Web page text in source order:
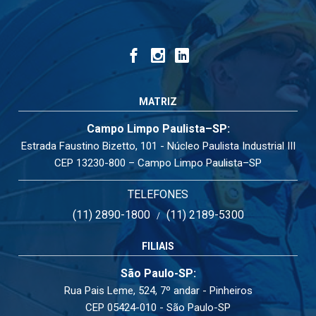
MATRIZ
Campo Limpo Paulista–SP:
Estrada Faustino Bizetto, 101 - Núcleo Paulista Industrial III
CEP 13230-800 – Campo Limpo Paulista–SP
TELEFONES
(11) 2890-1800/(11) 2189-5300
FILIAIS
São Paulo-SP:
Rua Pais Leme, 524, 7º andar - Pinheiros
CEP 05424-010 - São Paulo-SP